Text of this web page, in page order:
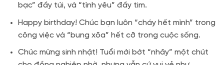
bạc” đầy túi, và “tình yêu” đầy tim.
Happy birthday! Chúc bạn luôn “cháy hết mình” trong
công việc và “bung xõa” hết cỡ trong cuộc sống.
Chúc mừng sinh nhật! Tuổi mới bớt “nhây” một chút